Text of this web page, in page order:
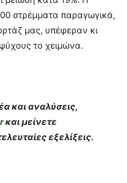
στρέμματα παραγωγικά,
μας, υπέφεραν κι
το χειμώνα.
και αναλύσεις,
και μείνετε
εξελίξεις.